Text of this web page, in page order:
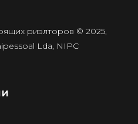
риэлторов © 2025,
Lda, NIPC